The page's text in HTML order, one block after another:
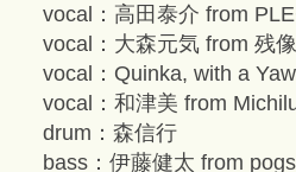
vocal：高田泰介 from
vocal：大森元気 from 残
vocal：Quinka, with a
vocal：和津美 from
drum：森信行
bass：伊藤健太 from pogs